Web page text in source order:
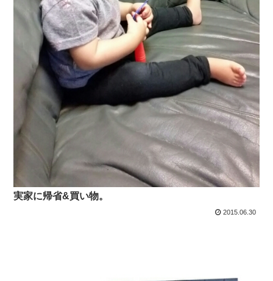
実家に帰省&買い物。
2015.06.30